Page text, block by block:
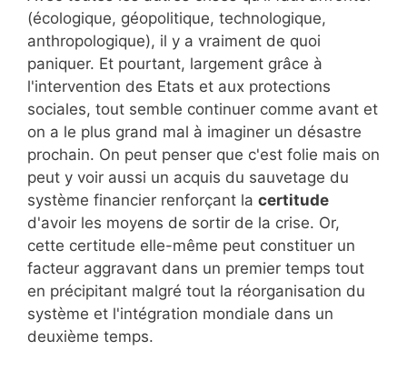
(écologique, géopolitique, technologique,
anthropologique), il y a vraiment de quoi
paniquer. Et pourtant, largement grâce à
l'intervention des Etats et aux protections
sociales, tout semble continuer comme avant et
on a le plus grand mal à imaginer un désastre
prochain. On peut penser que c'est folie mais on
peut y voir aussi un acquis du sauvetage du
système financier renforçant la certitude
d'avoir les moyens de sortir de la crise. Or,
cette certitude elle-même peut constituer un
facteur aggravant dans un premier temps tout
en précipitant malgré tout la réorganisation du
système et l'intégration mondiale dans un
deuxième temps.